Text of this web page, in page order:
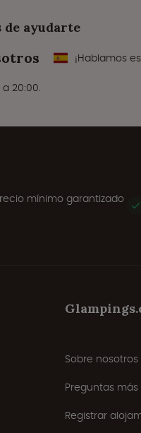
de ayudarte
¡Hablamos
20:00.
mínimo garantizado
Sobre nosotros
Preguntas
Registrar